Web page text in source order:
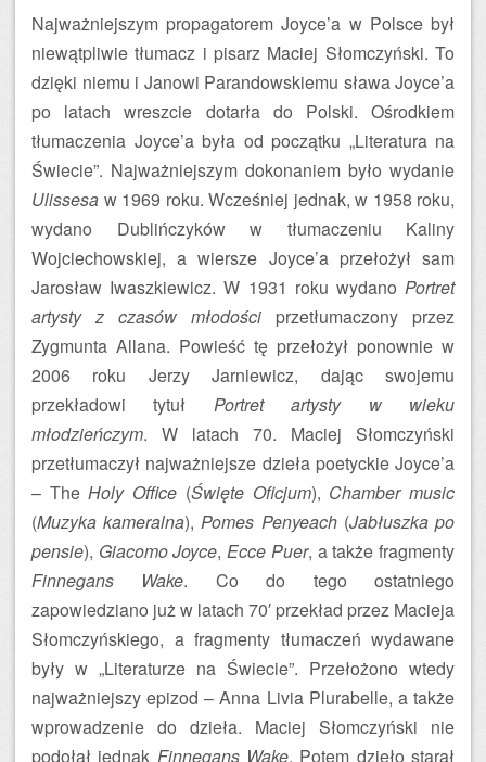
Najważniejszym propagatorem Joyce’a w Polsce był
niewątpliwie tłumacz i pisarz Maciej Słomczyński. To
dzięki niemu i Janowi Parandowskiemu sława Joyce’a
po latach wreszcie dotarła do Polski. Ośrodkiem
tłumaczenia Joyce’a była od początku „Literatura na
Świecie”. Najważniejszym dokonaniem było wydanie
Ulissesa w 1969 roku. Wcześniej jednak, w 1958 roku,
wydano Dublińczyków w tłumaczeniu Kaliny
Wojciechowskiej, a wiersze Joyce’a przełożył sam
Jarosław Iwaszkiewicz. W 1931 roku wydano Portret
artysty z czasów młodości przetłumaczony przez
Zygmunta Allana. Powieść tę przełożył ponownie w
2006 roku Jerzy Jarniewicz, dając swojemu
przekładowi tytuł Portret artysty w wieku
młodzieńczym. W latach 70. Maciej Słomczyński
przetłumaczył najważniejsze dzieła poetyckie Joyce’a
– TheHoly Office (Święte Oficjum), Chamber music
(Muzyka kameralna),Pomes Penyeach(Jabłuszka po
pensie), Giacomo Joyce,Ecce Puer, a także fragmenty
Finnegans Wake. Co do tego ostatniego
zapowiedziano już w latach 70′ przekład przez Macieja
Słomczyńskiego, a fragmenty tłumaczeń wydawane
były w „Literaturze na Świecie”. Przełożono wtedy
najważniejszy epizod – Anna Livia Plurabelle, a także
wprowadzenie do dzieła. Maciej Słomczyński nie
podołał jednak Finnegans Wake. Potem dzieło starał